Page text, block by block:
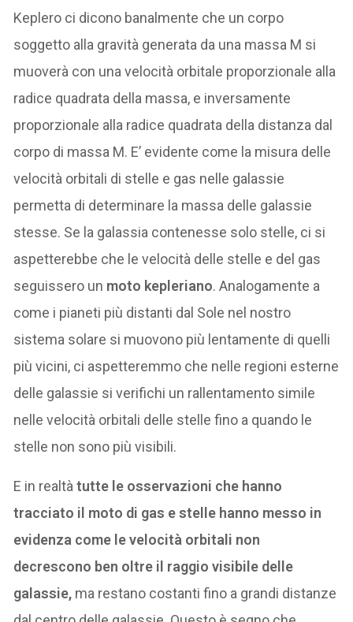
Keplero ci dicono banalmente che un corpo
soggetto alla gravità generata da una massa M si
muoverà con una velocità orbitale proporzionale alla
radice quadrata della massa, e inversamente
proporzionale alla radice quadrata della distanza dal
corpo di massa M. E’ evidente come la misura delle
velocità orbitali di stelle e gas nelle galassie
permetta di determinare la massa delle galassie
stesse. Se la galassia contenesse solo stelle, ci si
aspetterebbe che le velocità delle stelle e del gas
seguissero un moto kepleriano. Analogamente a
come i pianeti più distanti dal Sole nel nostro
sistema solare si muovono più lentamente di quelli
più vicini, ci aspetteremmo che nelle regioni esterne
delle galassie si verifichi un rallentamento simile
nelle velocità orbitali delle stelle fino a quando le
stelle non sono più visibili.
E in realtàtutte le osservazioni che hanno
tracciato il moto di gas e stelle hanno messo in
evidenza come le velocità orbitali non
decrescono ben oltre il raggio visibile delle
galassie, ma restano costanti fino a grandi distanze